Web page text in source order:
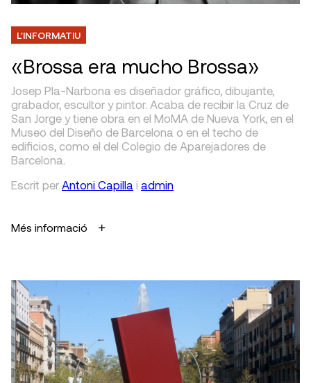
L'INFORMATIU
«Brossa era mucho Brossa»
Josep Pla-Narbona es diseñador gráfico, dibujante,
grabador, escultor y pintor. Acaba de recibir la Cruz de
San Jorge y tiene obra en el MoMA de Nueva York, en el
Museo del Diseño de Barcelona o en el techo de
edificios, como el del Colegio de Aparejadores de
Barcelona.
Escrit per Antoni Capilla i admin
Més informació